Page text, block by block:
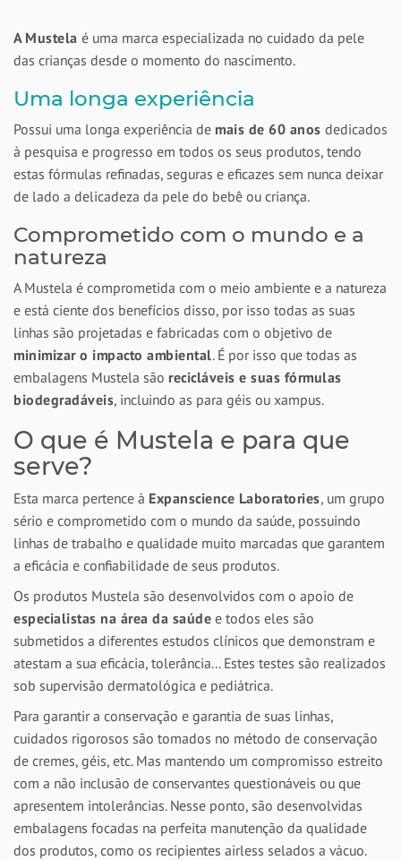
A Mustela é uma marca especializada no cuidado da pele
das crianças desde o momento do nascimento.
Uma longa experiência
Possui uma longa experiência de mais de 60 anos dedicados
à pesquisa e progresso em todos os seus produtos, tendo
estas fórmulas refinadas, seguras e eficazes sem nunca deixar
de lado a delicadeza da pele do bebê ou criança.
Comprometido com o mundo e a
natureza
A Mustela é comprometida com o meio ambiente e a natureza
e está ciente dos benefícios disso, por isso todas as suas
linhas são projetadas e fabricadas com o objetivo de
minimizar o impacto ambiental. É por isso que todas as
embalagens Mustela são recicláveis e suas fórmulas
biodegradáveis, incluindo as para géis ou xampus.
O que é Mustela e para que
serve?
Esta marca pertence à Expanscience Laboratories, um grupo
sério e comprometido com o mundo da saúde, possuindo
linhas de trabalho e qualidade muito marcadas que garantem
a eficácia e confiabilidade de seus produtos.
Os produtos Mustela são desenvolvidos com o apoio de
especialistas na área da saúde e todos eles são
submetidos a diferentes estudos clínicos que demonstram e
atestam a sua eficácia, tolerância... Estes testes são realizados
sob supervisão dermatológica e pediátrica.
Para garantir a conservação e garantia de suas linhas,
cuidados rigorosos são tomados no método de conservação
de cremes, géis, etc. Mas mantendo um compromisso estreito
com a não inclusão de conservantes questionáveis ou que
apresentem intolerâncias. Nesse ponto, são desenvolvidas
embalagens focadas na perfeita manutenção da qualidade
dos produtos, como os recipientes airless selados a vácuo.